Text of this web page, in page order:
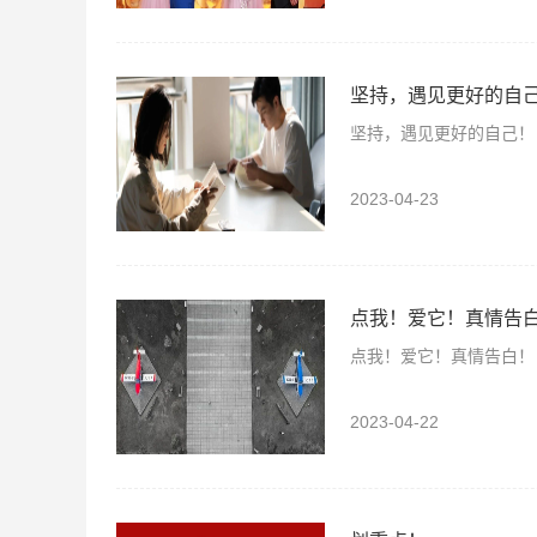
坚持，遇见更好的自己
坚持，遇见更好的自己！
2023-04-23
点我！爱它！真情告白
点我！爱它！真情告白！
2023-04-22